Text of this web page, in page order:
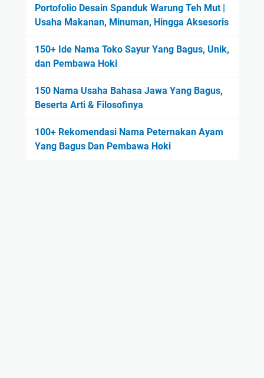
Portofolio Desain Spanduk Warung Teh Mut |
Usaha Makanan, Minuman, Hingga Aksesoris
150+ Ide Nama Toko Sayur Yang Bagus, Unik,
dan Pembawa Hoki
150 Nama Usaha Bahasa Jawa Yang Bagus,
Beserta Arti & Filosofinya
100+ Rekomendasi Nama Peternakan Ayam
Yang Bagus Dan Pembawa Hoki